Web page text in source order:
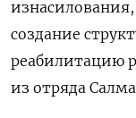
создание
реабилитацию
из отряда